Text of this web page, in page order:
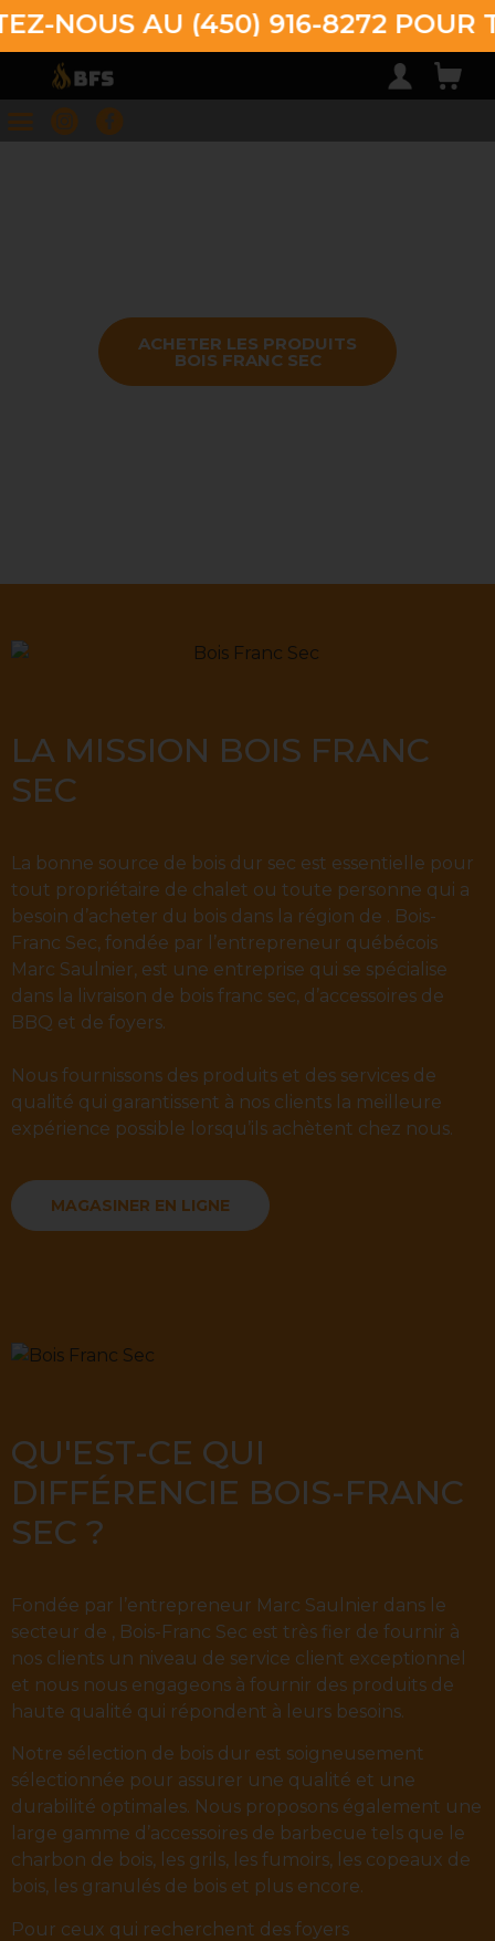
NOUS AU (450) 916-8272 POUR
ACHETER LES PRODUITS
BOIS FRANC SEC
LA MISSION BOIS FRANC
SEC
La bonne source de bois dur sec est essentielle pour
tout propriétaire de chalet ou toute personne qui a
besoin d’acheter du bois dans la région de . Bois-
Franc Sec, fondée par l’entrepreneur québécois
Marc Saulnier, est une entreprise qui se spécialise
dans la livraison de bois franc sec, d’accessoires de
BBQ et de foyers.
Nous fournissons des produits et des services de
qualité qui garantissent à nos clients la meilleure
expérience possible lorsqu’ils achètent chez nous.
MAGASINER EN LIGNE
QU'EST-CE QUI
DIFFÉRENCIE BOIS-FRANC
SEC ?
Fondée par l’entrepreneur Marc Saulnier dans le
secteur de , Bois-Franc Sec est très fier de fournir à
nos clients un niveau de service client exceptionnel
et nous nous engageons à fournir des produits de
haute qualité qui répondent à leurs besoins.
Notre sélection de bois dur est soigneusement
sélectionnée pour assurer une qualité et une
durabilité optimales. Nous proposons également une
large gamme d’accessoires de barbecue tels que le
charbon de bois, les grils, les fumoirs, les copeaux de
bois, les granulés de bois et plus encore.
Pour ceux qui recherchent des foyers